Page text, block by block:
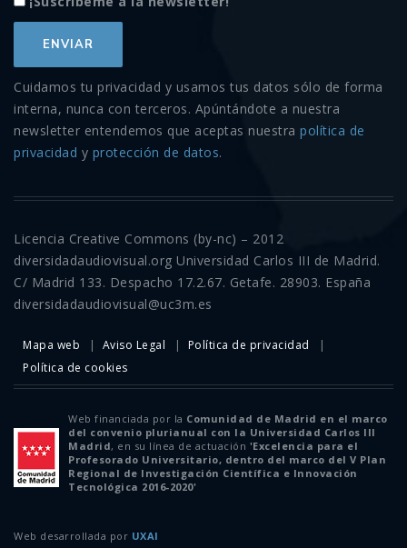
Cuidamos tu privacidad y usamos tus datos sólo de forma
interna, nunca con terceros. Apúntándote a nuestra
newsletter entendemos que aceptas nuestra política de
privacidad y protección de datos.
Licencia Creative Commons (by-nc) – 2012
diversidadaudiovisual.org Universidad Carlos III de Madrid.
C/ Madrid 133. Despacho 17.2.67. Getafe. 28903. España
diversidadaudiovisual@uc3m.es
Mapa web Aviso Legal
Política de privacidad
Política de cookies
Web financiada por la Comunidad de Madrid en el marco
del convenio plurianual con la Universidad Carlos III
Madrid, en su línea de actuación 'Excelencia para el
Profesorado Universitario, dentro del marco del V Plan
Regional de Investigación Científica e Innovación
Tecnológica 2016-2020'
Web desarrollada por UXAI